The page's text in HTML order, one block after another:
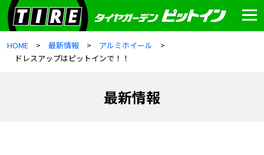
HOME 最新情報
アルミホイール
ドレスアップはピットインで！！
最新情報